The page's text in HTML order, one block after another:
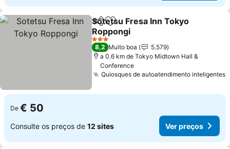
PartilharAdicionar aos favoritos
Sotetsu Fresa Inn Tokyo
Roppongi
3 Estrelas
8,2 Muito boa
5.579
a 0.6 km de Tokyo Midtown Hall &
Conference
Quiosques de autoatendimento inteligentes
De € 50
Consulte os preços de 12 sites Ver preços